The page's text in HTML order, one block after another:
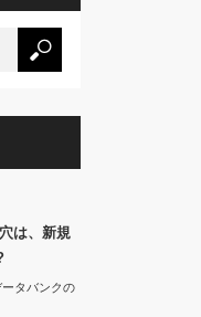
は、新規
タバンクの